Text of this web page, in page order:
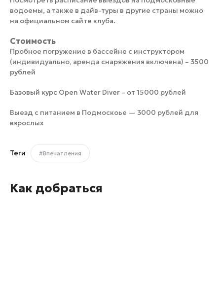
водоемы, а также в дайв-туры в другие страны можно
на официальном сайте клуба.
Стоимость
Пробное погружение в бассейне с инструктором
(индивидуально, аренда снаряжения включена) – 3500
рублей
Базовый курс Open Water Diver – от 15000 рублей
Выезд с питанием в Подмоскоье — 3000 рублей для
взрослых
Теги #Впечатления
Как добраться